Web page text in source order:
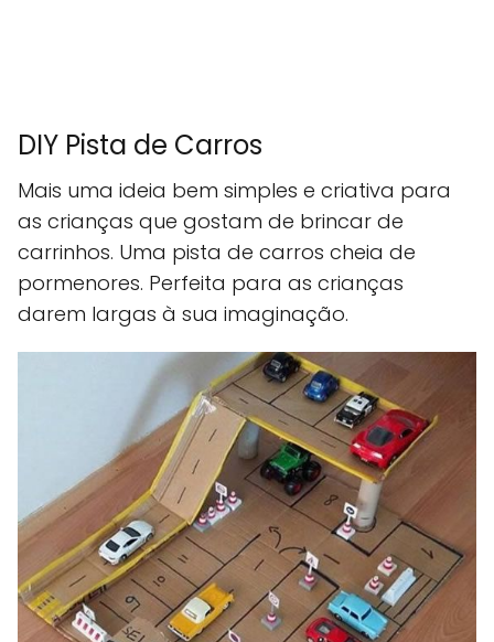
DIY Pista de Carros
Mais uma ideia bem simples e criativa para
as crianças que gostam de brincar de
carrinhos. Uma pista de carros cheia de
pormenores. Perfeita para as crianças
darem largas à sua imaginação.